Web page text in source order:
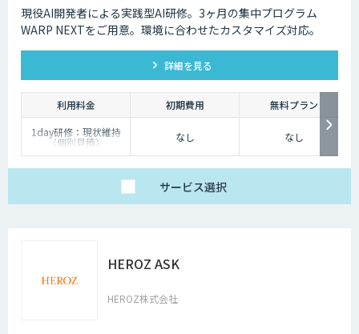
を最大化
現役AI開発者による実践型AI研修。3ヶ月の集中プログラム
WARP NEXTをご用意。環境に合わせたカスタマイズ対応。
詳細を見る
利用料金 初期費用
無料プラン
1day研修：現状維持
（個別見積）
スタンダードプラン：
なし なし
サービス選択
HEROZ ASK
HEROZ株式会社